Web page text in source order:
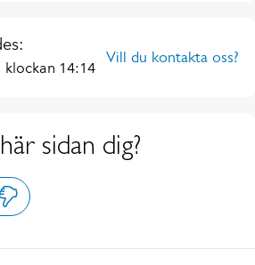
klockan 14:14
Vill du kontakta oss?
sidan dig?